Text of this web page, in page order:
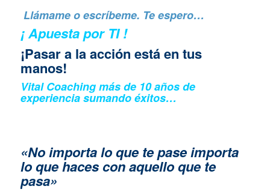
Llámame o escríbeme. Te espero…
¡ Apuesta por TI !
¡Pasar a la acción está en tus
manos!
Vital Coaching más de 10 años de
experiencia sumando éxitos…
«No importa lo que te pase importa
lo que haces con aquello que te
pasa»